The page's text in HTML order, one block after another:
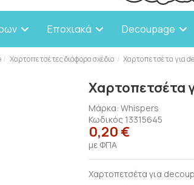
Εποχιακά Decoupage
Χαρτοπετσέτες διάφορα σχέδια Χαρτοπετσέτα για
Χαρτοπετσέτα
Μάρκα: Whispers
Κωδικός 13315645
0,20 €
με ΦΠΑ
Χαρτοπετσέτα για